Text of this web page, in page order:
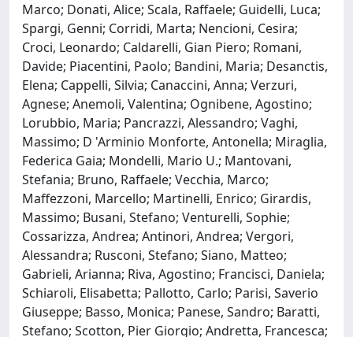
Marco; Donati, Alice; Scala, Raffaele; Guidelli, Luca;
Spargi, Genni; Corridi, Marta; Nencioni, Cesira;
Croci, Leonardo; Caldarelli, Gian Piero; Romani,
Davide; Piacentini, Paolo; Bandini, Maria; Desanctis,
Elena; Cappelli, Silvia; Canaccini, Anna; Verzuri,
Agnese; Anemoli, Valentina; Ognibene, Agostino;
Lorubbio, Maria; Pancrazzi, Alessandro; Vaghi,
Massimo; D 'Arminio Monforte, Antonella; Miraglia,
Federica Gaia; Mondelli, Mario U.; Mantovani,
Stefania; Bruno, Raffaele; Vecchia, Marco;
Maffezzoni, Marcello; Martinelli, Enrico; Girardis,
Massimo; Busani, Stefano; Venturelli, Sophie;
Cossarizza, Andrea; Antinori, Andrea; Vergori,
Alessandra; Rusconi, Stefano; Siano, Matteo;
Gabrieli, Arianna; Riva, Agostino; Francisci, Daniela;
Schiaroli, Elisabetta; Pallotto, Carlo; Parisi, Saverio
Giuseppe; Basso, Monica; Panese, Sandro; Baratti,
Stefano; Scotton, Pier Giorgio; Andretta, Francesca;